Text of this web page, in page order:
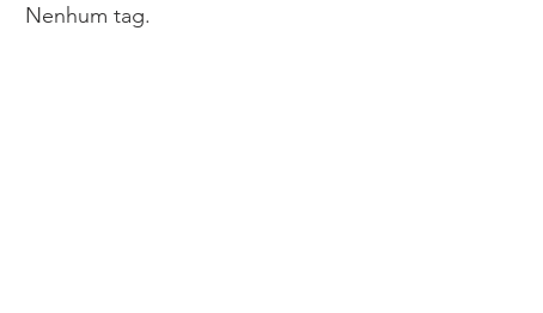
Nenhum tag.